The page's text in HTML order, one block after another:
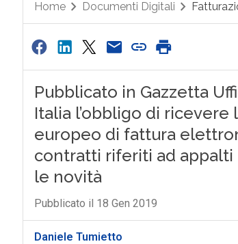
Home Documenti Digitali
Pubblicato in Gazzetta
Italia l’obbligo di
europeo di fattura
contratti riferiti ad appalti
le novità
Pubblicato il 18 Gen 2019
Daniele Tumietto